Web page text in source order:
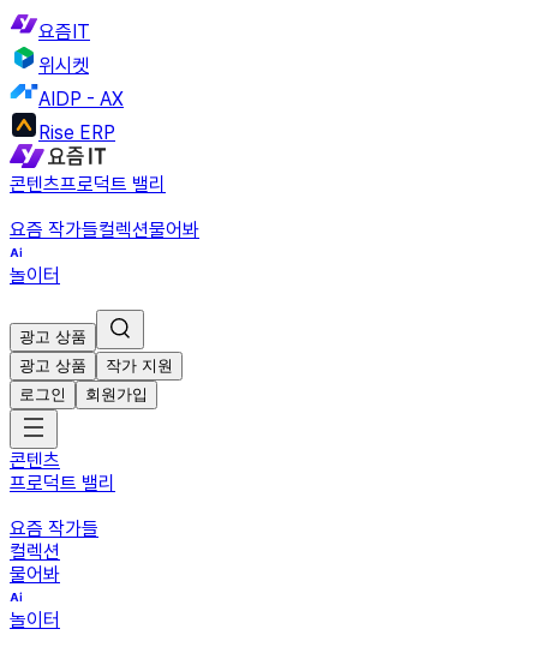
요즘IT
위시켓
AIDP - AX
Rise ERP
콘텐츠프로덕트 밸리
요즘 작가들컬렉션물어봐
놀이터
광고 상품
광고 상품
작가 지원
로그인
회원가입
콘텐츠
프로덕트 밸리
요즘 작가들
컬렉션
물어봐
놀이터